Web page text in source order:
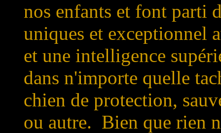
nos enfants et font parti
uniques et exceptionnel
et une intelligence
dans n'importe quelle
chien de protection,
ou autre. Bien que rien